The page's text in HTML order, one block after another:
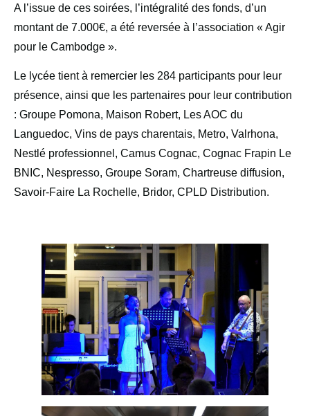
A l’issue de ces soirées, l’intégralité des fonds, d’un
montant de 7.000€, a été reversée à l’association « Agir
pour le Cambodge ».
Le lycée tient à remercier les 284 participants pour leur
présence, ainsi que les partenaires pour leur contribution
: Groupe Pomona, Maison Robert, Les AOC du
Languedoc, Vins de pays charentais, Metro, Valrhona,
Nestlé professionnel, Camus Cognac, Cognac Frapin Le
BNIC, Nespresso, Groupe Soram, Chartreuse diffusion,
Savoir-Faire La Rochelle, Bridor, CPLD Distribution.